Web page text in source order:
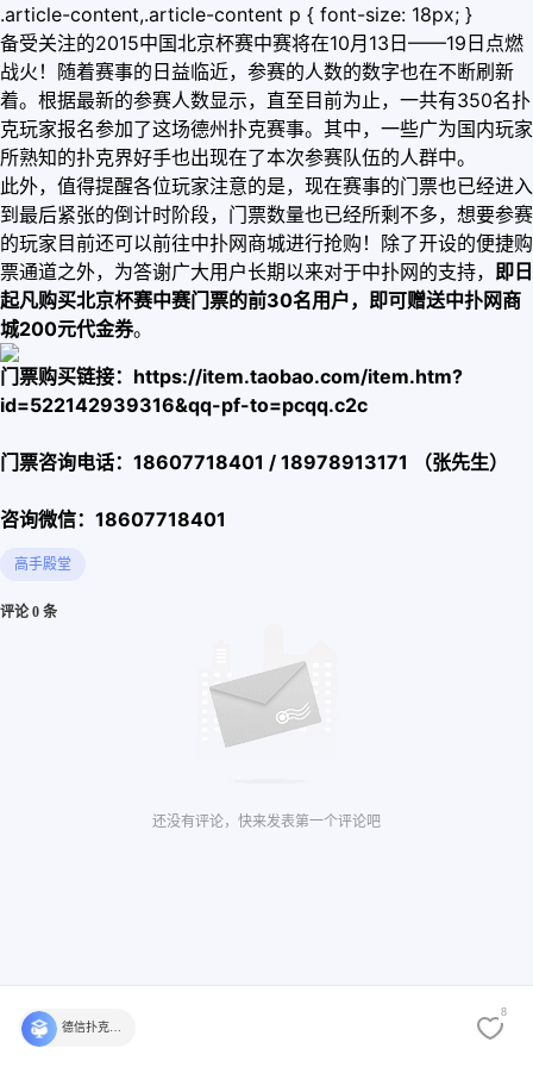
.article-content,.article-content p { font-size: 18px; }
备受关注的2015中国北京杯赛中赛将在10月13日——19日点燃
战火！随着赛事的日益临近，参赛的人数的数字也在不断刷新
着。根据最新的参赛人数显示，直至目前为止，一共有350名扑
克玩家报名参加了这场德州扑克赛事。其中，一些广为国内玩家
所熟知的扑克界好手也出现在了本次参赛队伍的人群中。
此外，值得提醒各位玩家注意的是，现在赛事的门票也已经进入
到最后紧张的倒计时阶段，门票数量也已经所剩不多，想要参赛
的玩家目前还可以前往中扑网商城进行抢购！除了开设的便捷购
票通道之外，为答谢广大用户长期以来对于中扑网的支持， 即日
起凡购买北京杯赛中赛门票的前30名用户，即可赠送中扑网商
城200元代金券。
门票购买链接： https://item.taobao.com/item.htm?
id=522142939316&qq-pf-to=pcqq.c2c
门票咨询电话：18607718401 / 18978913171 （张先生）
咨询微信：18607718401
高手殿堂
评论 0 条
还没有评论，快来发表第一个评论吧
8